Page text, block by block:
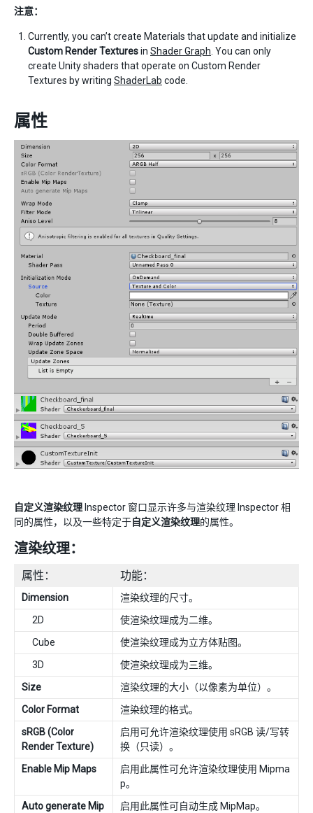
注意：
Currently, you can’t create Materials that update and initialize
Custom Render Texturesin Shader Graph . You can only
create Unity shaders that operate on Custom Render
Textures by writing ShaderLab code.
属性
自定义渲染纹理 Inspector 窗口显示许多与渲染纹理 Inspector 相
同的属性，以及一些特定于自定义渲染纹理的属性。
渲染纹理：
属性： 功能：
Dimension
渲染纹理的尺寸。
2D
使渲染纹理成为二维。
Cube
使渲染纹理成为立方体贴图。
3D
使渲染纹理成为三维。
Size
渲染纹理的大小（以像素为单位）。
Color Format
渲染纹理的格式。
sRGB (Color
Render Texture)
启用可允许渲染纹理使用 sRGB 读/写转
换（只读）。
Enable Mip Maps
启用此属性可允许渲染纹理使用 Mipma
p。
Auto generate Mip
启用此属性可自动生成 MipMap。